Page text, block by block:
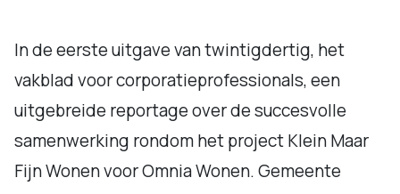
In de eerste uitgave van twintigdertig, het
vakblad voor corporatieprofessionals, een
uitgebreide reportage over de succesvolle
samenwerking rondom het project Klein Maar
Fijn Wonen voor Omnia Wonen. Gemeente